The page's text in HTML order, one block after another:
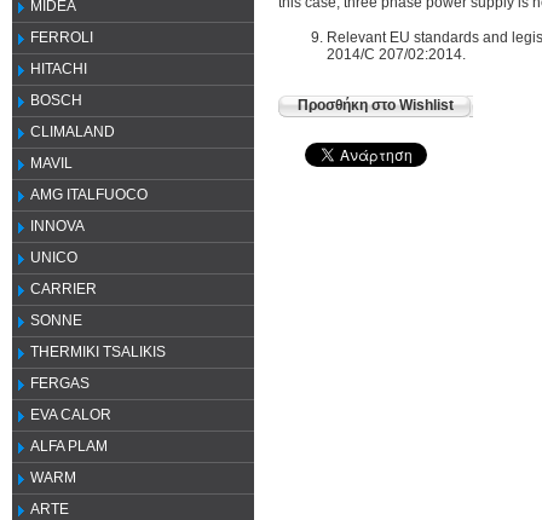
MIDEA
FERROLI
HITACHI
BOSCH
CLIMALAND
MAVIL
AMG ITALFUOCO
INNOVA
UNICO
CARRIER
SONNE
THERMIKI TSALIKIS
FERGAS
EVA CALOR
ALFA PLAM
WARM
ARTE
Relevant EU standards and
2014/C 207/02:2014.
Προσθήκη στο Wishlist